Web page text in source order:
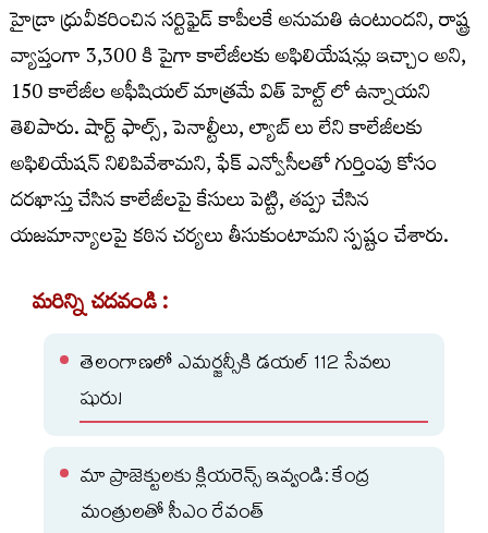
హైడ్రా ధ్రువీకరించిన సర్టిఫైడ్ కాపీలకే అనుమతి ఉంటుందని, రాష్ట్ర
వ్యాప్తంగా 3,300 కి పైగా కాలేజీలకు అఫిలియేషన్లు ఇచ్చాం అని,
150 కాలేజీల అఫీషియల్ మాత్రమే విత్ హెల్ట్ లో ఉన్నాయని
తెలిపారు. షార్ట్ ఫాల్స్, పెనాల్టీలు, ల్యాబ్ లు లేని కాలేజీలకు
అఫిలియేషన్ నిలిపివేశామని, ఫేక్ ఎన్వోసీలతో గుర్తింపు కోసం
దరఖాస్తు చేసిన కాలేజీలపై కేసులు పెట్టి, తప్పు చేసిన
యజమాన్యాలపై కఠిన చర్యలు తీసుకుంటామని స్పష్టం చేశారు.
మరిన్ని చదవండి :
తెలంగాణలో ఎమర్జన్సీకి డయల్ 112 సేవలు
షురు!
మా ప్రాజెక్టులకు క్లియరెన్స్ ఇవ్వండి: కేంద్ర
మంత్రులతో సీఎం రేవంత్